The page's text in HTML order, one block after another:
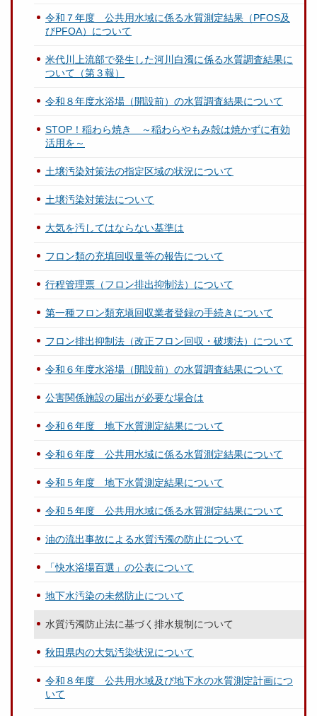
令和７年度 公共用水域に係る水質測定結果（PFOS及
びPFOA）について
米代川上流部で発生した河川白濁に係る水質調査結果に
ついて（第３報）
令和８年度水浴場（開設前）の水質調査結果について
STOP！稲わら焼き ～稲わらやもみ殻は焼かずに有効
活用を～
土壌汚染対策法の指定区域の状況について
土壌汚染対策法について
大気を汚してはならない基準は
フロン類の充填回収量等の報告について
行程管理票（フロン排出抑制法）について
第一種フロン類充塡回収業者登録の手続きについて
フロン排出抑制法（改正フロン回収・破壊法）について
令和６年度水浴場（開設前）の水質調査結果について
公害関係施設の届出が必要な場合は
令和６年度 地下水質測定結果について
令和６年度 公共用水域に係る水質測定結果について
令和５年度 地下水質測定結果について
令和５年度 公共用水域に係る水質測定結果について
油の流出事故による水質汚濁の防止について
「快水浴場百選」の公表について
地下水汚染の未然防止について
水質汚濁防止法に基づく排水規制について
秋田県内の大気汚染状況について
令和８年度 公共用水域及び地下水の水質測定計画につ
いて